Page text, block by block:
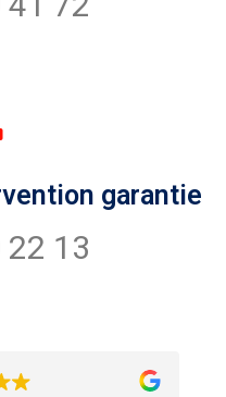
garantie
22 13